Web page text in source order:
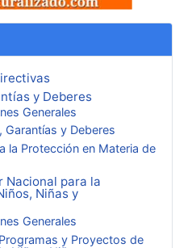
y Deberes
Generales
y Deberes
la Protección en Materia de
Nacional para la
Niñas y
Generales
y Proyectos de